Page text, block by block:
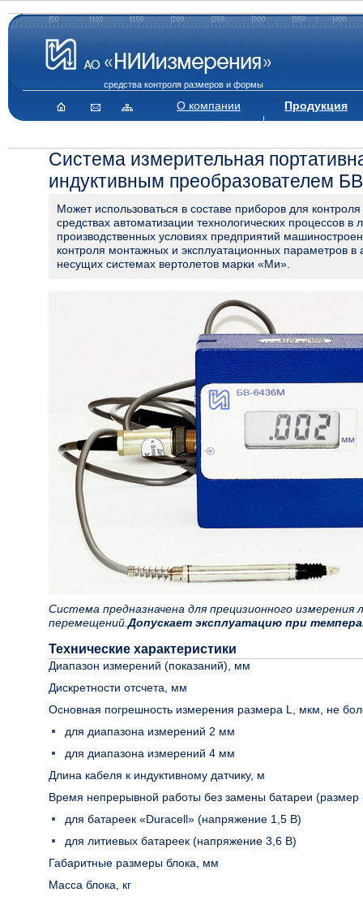
средства контроля размеров и формы
О компании Продукция
Система измерительная
индуктивным преобразователем
Может использоваться в составе приборов для
средствах автоматизации технологических процессов в
производственных условиях предприятий
контроля монтажных и эксплуатационных параметров в
несущих системах вертолетов марки «Ми».
Система предназначена для прецизионного измерения
перемещений.Допускает эксплуатацию при
Технические характеристики
Диапазон измерений (показаний), мм
Дискретности отсчета, мм
Основная погрешность измерения размера L, мкм, не
для диапазона измерений 2 мм
для диапазона измерений 4 мм
Длина кабеля к индуктивному датчику, м
Время непрерывной работы без замены батареи (размер
для батареек «Duracell» (напряжение 1,5 В)
для литиевых батареек (напряжение 3,6 В)
Габаритные размеры блока, мм
Масса блока, кг